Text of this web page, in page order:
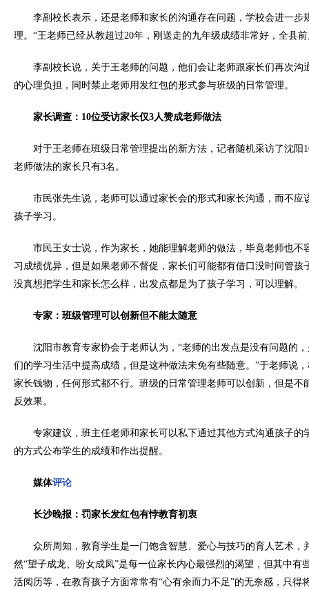
李副校长表示，还是老师和家长的沟通存在问题，学校会进一步
理。“王老师已经从教超过20年，刚送走的九年级成绩非常好，全县
李副校长说，关于王老师的问题，他们会让老师跟家长们再次沟
的心理负担，同时禁止老师用发红包的形式参与班级的日常管理。
家长调查：10位受访家长仅3人赞成老师做法
对于王老师在班级日常管理提出的新方法，记者随机采访了沈阳
老师做法的家长只有3名。
市民张先生说，老师可以通过家长会的形式和家长沟通，而不应
孩子学习。
市民王女士说，作为家长，她能理解老师的做法，毕竟老师也不
习成绩优异，但是如果老师不督促，家长们可能都有借口没时间管孩
没真想把学生和家长怎么样，出发点都是为了孩子学习，可以理解。
专家：班级管理可以创新但不能太随意
沈阳市教育专家协会于老师认为，“老师的出发点是没有问题的
们的学习生活中提高成绩，但是这种做法未免有些随意。”于老师说
家长钱物，任何形式都不行。班级的日常管理老师可以创新，但是不
反效果。
专家建议，班主任老师和家长可以私下通过其他方式沟通孩子的
的方式公布学生的成绩和作出提醒。
媒体评论
长沙晚报：罚家长发红包有悖教育初衷
众所周知，教育学生是一门饱含智慧、爱心与技巧的育人艺术，
然“望子成龙、盼女成凤”是每一位家长内心最强烈的渴望，但其中有
活阅历等，在教育孩子方面常常有“心有余而力不足”的无奈感，只得